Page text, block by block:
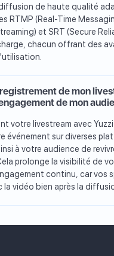
de haute qualité
RTMP (Real-Time
et SRT (Secure
chacun offrant des
de mon
de mon
votre livestream avec
événement sur diverses
à votre audience de
prolonge la visibilité de
continu, car vos
la vidéo bien après la